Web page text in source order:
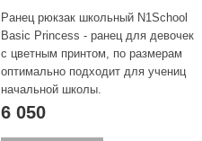
Ранец рюкзак школьный N1School
Basic Princess - ранец для девочек
с цветным принтом, по размерам
оптимально подходит для учениц
начальной школы.
6 050